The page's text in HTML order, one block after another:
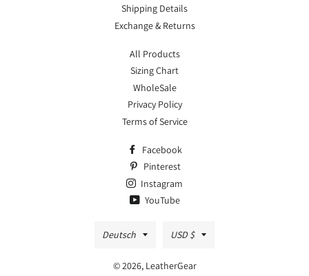
Shipping Details
Exchange & Returns
All Products
Sizing Chart
WholeSale
Privacy Policy
Terms of Service
Facebook
Pinterest
Instagram
YouTube
Sprache
Deutsch Währung
USD $
© 2026, LeatherGear